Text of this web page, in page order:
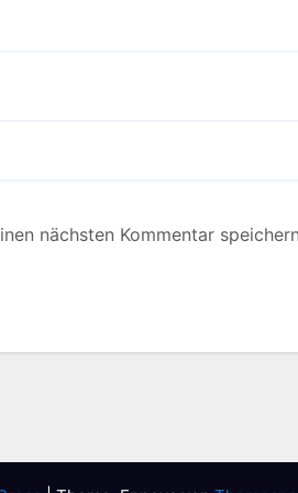
nächsten Kommentar